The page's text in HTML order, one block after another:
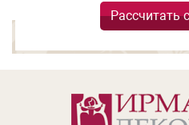
Рассчитать